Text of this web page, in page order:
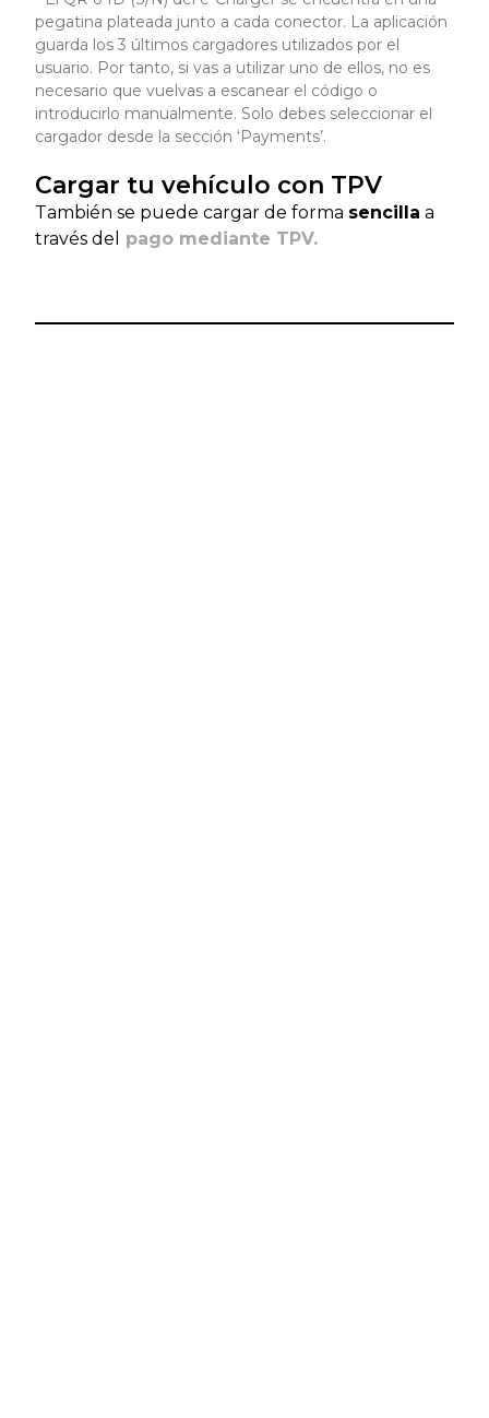
pegatina plateada junto a cada conector. La aplicación
guarda los 3 últimos cargadores utilizados por el
usuario. Por tanto, si vas a utilizar uno de ellos, no es
necesario que vuelvas a escanear el código o
introducirlo manualmente. Solo debes seleccionar el
cargador desde la sección ‘Payments’.
Cargar tu vehículo con TPV
También se puede cargar de forma sencilla a
través del
pago mediante TPV.